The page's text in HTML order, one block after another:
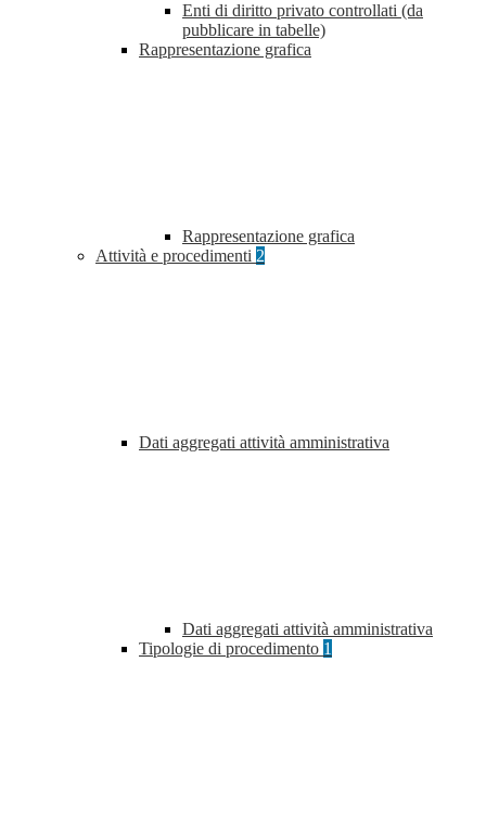
Enti di diritto privato controllati (da
pubblicare in tabelle)
Rappresentazione grafica
Rappresentazione grafica
Attività e procedimenti 2
Dati aggregati attività amministrativa
Dati aggregati attività amministrativa
Tipologie di procedimento 1